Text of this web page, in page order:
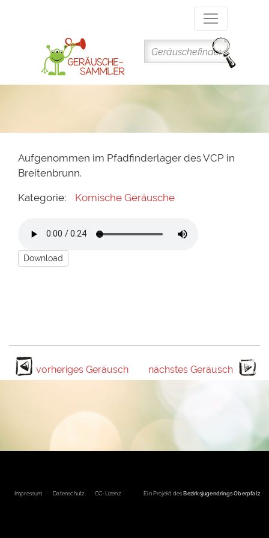
Inhalt
Aufgenommen im Pfadfinderlager des VCP in
Breitenbrunn.
Kategorie: Komische Geräusche
Download
vorheriges Geräusch nächstes Geräusch
Impressum Datenschutz CC-Lizenz Ein Projekt des Bezirksjugendrings Oberpfalz